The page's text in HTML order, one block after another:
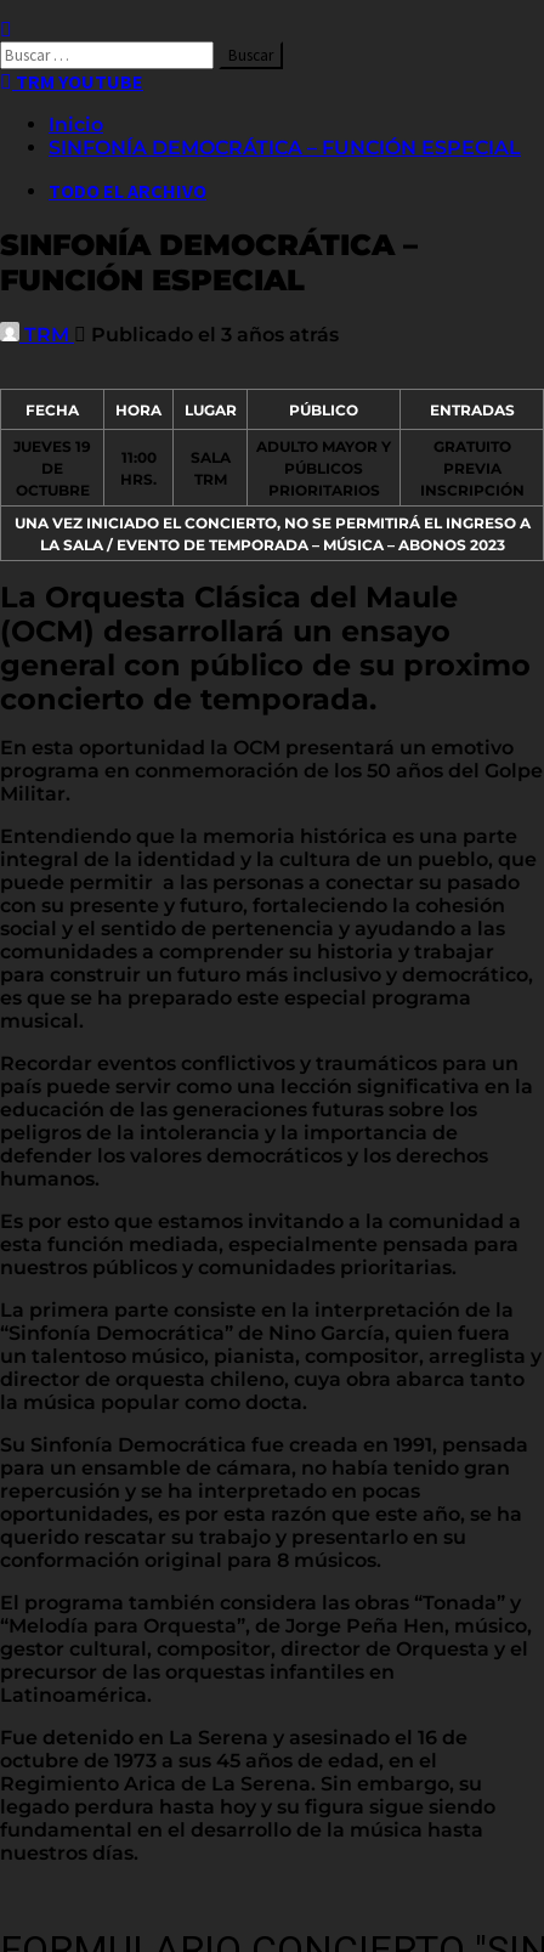
Buscar
por:TRM YOUTUBE
Inicio
SINFONÍA DEMOCRÁTICA – FUNCIÓN ESPECIAL
TODO EL ARCHIVO
SINFONÍA DEMOCRÁTICA –
FUNCIÓN ESPECIAL
TRM Publicado el 3 años atrás
FECHA HORA LUGAR PÚBLICO
ENTRADAS
JUEVES 19
DE
OCTUBRE
11:00
HRS.
SALA
TRM
ADULTO MAYOR Y
PÚBLICOS
PRIORITARIOS
GRATUITO
PREVIA
INSCRIPCIÓN
UNA VEZ INICIADO EL CONCIERTO, NO SE PERMITIRÁ EL INGRESO A
LA SALA / EVENTO DE TEMPORADA – MÚSICA – ABONOS 2023
La Orquesta Clásica del Maule
(OCM) desarrollará un ensayo
general con público de su proximo
concierto de temporada.
En esta oportunidad la OCM presentará un emotivo
programa en conmemoración de los 50 años del Golpe
Militar.
Entendiendo que la memoria histórica es una parte
integral de la identidad y la cultura de un pueblo, que
puede permitir a las personas a conectar su pasado
con su presente y futuro, fortaleciendo la cohesión
social y el sentido de pertenencia y ayudando a las
comunidades a comprender su historia y trabajar
para construir un futuro más inclusivo y democrático,
es que se ha preparado este especial programa
musical.
Recordar eventos conflictivos y traumáticos para un
país puede servir como una lección significativa en la
educación de las generaciones futuras sobre los
peligros de la intolerancia y la importancia de
defender los valores democráticos y los derechos
humanos.
Es por esto que estamos invitando a la comunidad a
esta función mediada, especialmente pensada para
nuestros públicos y comunidades prioritarias.
La primera parte consiste en la interpretación de la
“Sinfonía Democrática” de Nino García, quien fuera
un talentoso músico, pianista, compositor, arreglista y
director de orquesta chileno, cuya obra abarca tanto
la música popular como docta.
Su Sinfonía Democrática fue creada en 1991, pensada
para un ensamble de cámara, no había tenido gran
repercusión y se ha interpretado en pocas
oportunidades, es por esta razón que este año, se ha
querido rescatar su trabajo y presentarlo en su
conformación original para 8 músicos.
El programa también considera las obras “Tonada” y
“Melodía para Orquesta”, de Jorge Peña Hen, músico,
gestor cultural, compositor, director de Orquesta y el
precursor de las orquestas infantiles en
Latinoamérica.
Fue detenido en La Serena y asesinado el 16 de
octubre de 1973 a sus 45 años de edad, en el
Regimiento Arica de La Serena. Sin embargo, su
legado perdura hasta hoy y su figura sigue siendo
fundamental en el desarrollo de la música hasta
nuestros días.